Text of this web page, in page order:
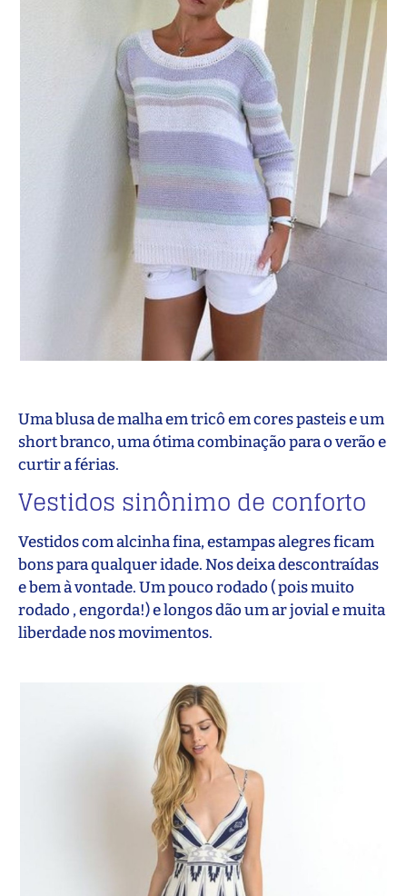
Uma blusa de malha em tricô em cores pasteis e um
short branco, uma ótima combinação para o verão e
curtir a férias.
Vestidos sinônimo de conforto
Vestidos com alcinha fina, estampas alegres ficam
bons para qualquer idade. Nos deixa descontraídas
e bem à vontade. Um pouco rodado ( pois muito
rodado , engorda!) e longos dão um ar jovial e muita
liberdade nos movimentos.